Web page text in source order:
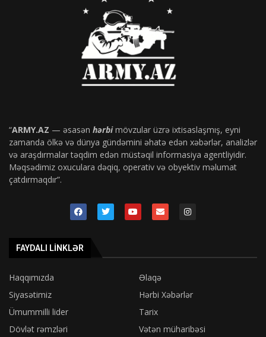
“ARMY.AZ — əsasən hərbimövzular üzrə ixtisaslaşmış, eyni
zamanda ölkə və dünya gündəmini əhatə edən xəbərlər, analizlər
və araşdırmalar təqdim edən müstəqil informasiya agentliyidir.
Məqsədimiz oxuculara dəqiq, operativ və obyektiv məlumat
çatdırmaqdır”.
FAYDALI LINKLƏR
Haqqımızda
Əlaqə
Siyasətimiz
Hərbi Xəbərlər
Ümummilli lider
Tarix
Dövlət rəmzləri
Vətən müharibəsi